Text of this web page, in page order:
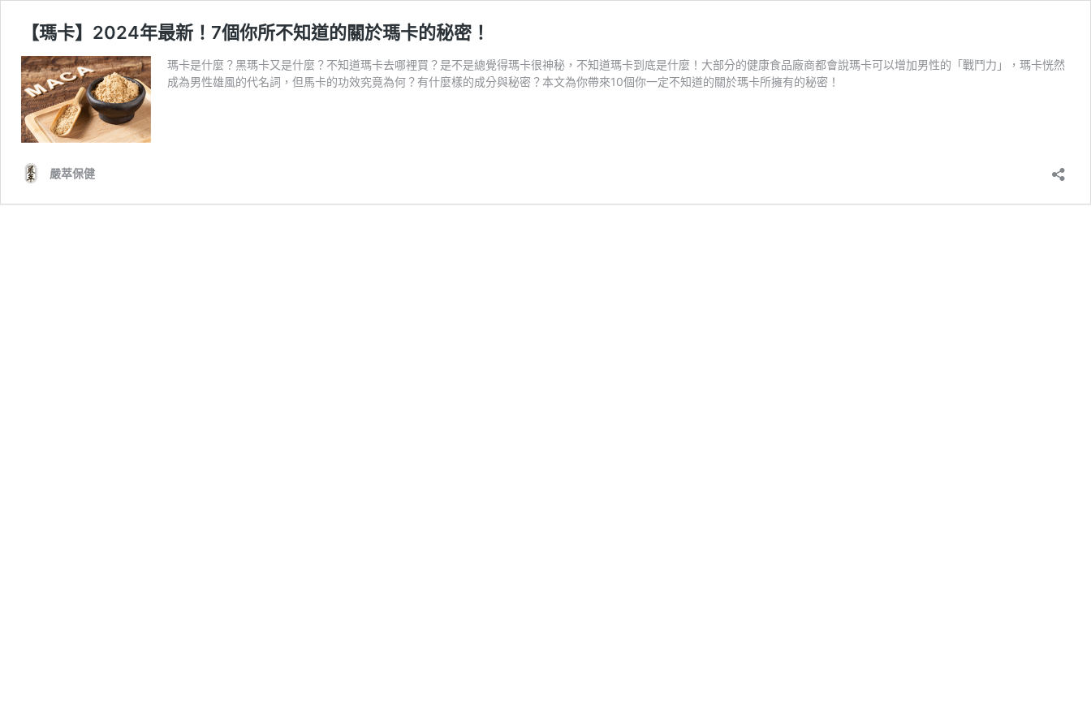
【瑪卡】2024年最新！7個你所不知道的關於瑪卡的秘密！
瑪卡是什麼？黑瑪卡又是什麼？不知道瑪卡去哪裡買？是不是總覺得瑪卡很神秘，不知道瑪卡到底是什麼！大部分的健康食品廠商都會說瑪卡可以增加男性的「戰鬥力」，瑪卡恍然
成為男性雄風的代名詞，但馬卡的功效究竟為何？有什麼樣的成分與秘密？本文為你帶來10個你一定不知道的關於瑪卡所擁有的秘密！
嚴萃保健